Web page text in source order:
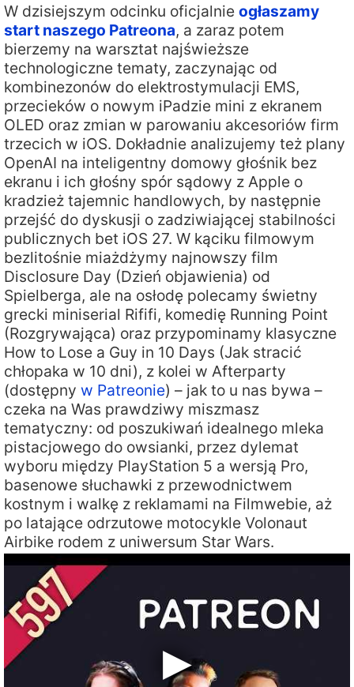
W dzisiejszym odcinku oficjalnie ogłaszamy
start naszego Patreona, a zaraz potem
bierzemy na warsztat najświeższe
technologiczne tematy, zaczynając od
kombinezonów do elektrostymulacji EMS,
przecieków o nowym iPadzie mini z ekranem
OLED oraz zmian w parowaniu akcesoriów firm
trzecich w iOS. Dokładnie analizujemy też plany
OpenAI na inteligentny domowy głośnik bez
ekranu i ich głośny spór sądowy z Apple o
kradzież tajemnic handlowych, by następnie
przejść do dyskusji o zadziwiającej stabilności
publicznych bet iOS 27. W kąciku filmowym
bezlitośnie miażdżymy najnowszy film
Disclosure Day (Dzień objawienia) od
Spielberga, ale na osłodę polecamy świetny
grecki miniserial Rififi, komedię Running Point
(Rozgrywająca) oraz przypominamy klasyczne
How to Lose a Guy in 10 Days (Jak stracić
chłopaka w 10 dni), z kolei w Afterparty
(dostępny w Patreonie) – jak to u nas bywa –
czeka na Was prawdziwy miszmasz
tematyczny: od poszukiwań idealnego mleka
pistacjowego do owsianki, przez dylemat
wyboru między PlayStation 5 a wersją Pro,
basenowe słuchawki z przewodnictwem
kostnym i walkę z reklamami na Filmwebie, aż
po latające odrzutowe motocykle Volonaut
Airbike rodem z uniwersum Star Wars.